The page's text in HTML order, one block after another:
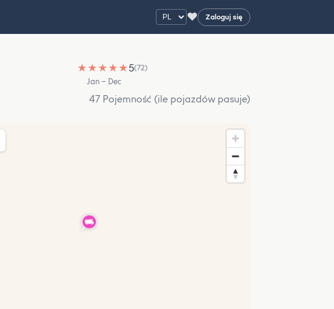
♥ Zaloguj się
★ ★ ★ ★ ★5(72)
Jan – Dec
47 Pojemność (ile pojazdów pasuje)